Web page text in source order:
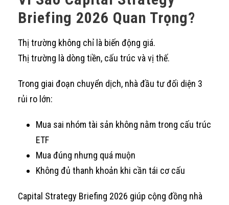
Briefing 2026 Quan Trọng?
Thị trường không chỉ là biến động giá.
Thị trường là dòng tiền, cấu trúc và vị thế.
Trong giai đoạn chuyển dịch, nhà đầu tư đối diện 3
rủi ro lớn:
Mua sai nhóm tài sản không nằm trong cấu trúc
ETF
Mua đúng nhưng quá muộn
Không đủ thanh khoản khi cần tái cơ cấu
Capital Strategy Briefing 2026 giúp cộng đồng nhà